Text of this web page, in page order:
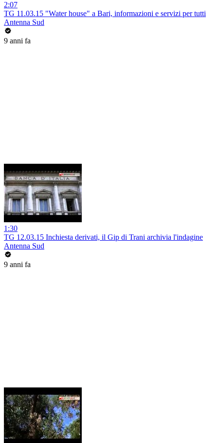
2:07
TG 11.03.15 "Water house" a Bari, informazioni e servizi per tutti
Antenna Sud
9 anni fa
1:30
TG 12.03.15 Inchiesta derivati, il Gip di Trani archivia l'indagine
Antenna Sud
9 anni fa